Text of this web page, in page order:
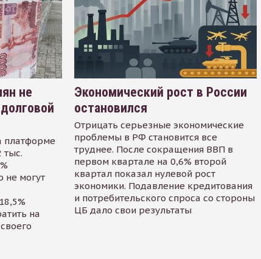
не
платформе
тыс.
не могут
на
Экономический рост в России
остановился
Отрицать серьезные экономические
проблемы в РФ становится все
труднее. После сокращения ВВП в
первом квартале на 0,6% второй
квартал показал нулевой рост
экономики. Подавление кредитования
и потребительского спроса со стороны
ЦБ дало свои результаты